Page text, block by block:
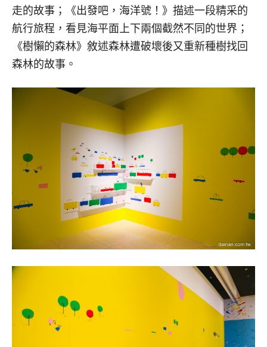
走的故事；《出發吧，海洋號！》描述一段精采的
航行旅程，看見海平面上下兩個截然不同的世界；
《樹懶的森林》敘述森林遭破壞後又重新種樹找回
森林的故事。